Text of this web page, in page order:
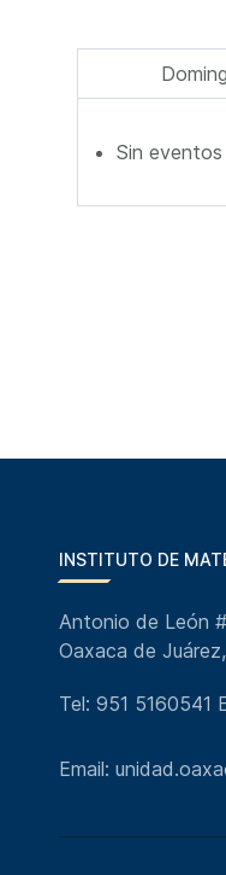
Sin eventos
INSTITUTO DE
Antonio de León
Oaxaca de
Tel: 951 5160541
Email: